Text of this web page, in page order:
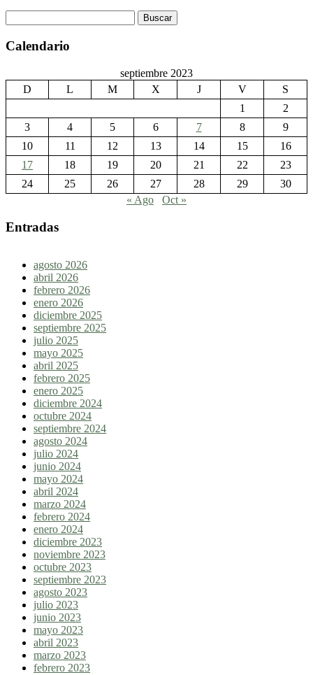
Calendario
septiembre 2023
D
L M X J V
S
1
2
3
4 5 6 7 8
9
10
11 12 13 14 15
16
17
18 19 20 21 22
23
24
25 26 27 28 29
30
« Ago
Oct »
Entradas
agosto 2026
abril 2026
febrero 2026
enero 2026
diciembre 2025
septiembre 2025
julio 2025
mayo 2025
abril 2025
febrero 2025
enero 2025
diciembre 2024
octubre 2024
septiembre 2024
agosto 2024
julio 2024
junio 2024
mayo 2024
abril 2024
marzo 2024
febrero 2024
enero 2024
diciembre 2023
noviembre 2023
octubre 2023
septiembre 2023
agosto 2023
julio 2023
junio 2023
mayo 2023
abril 2023
marzo 2023
febrero 2023